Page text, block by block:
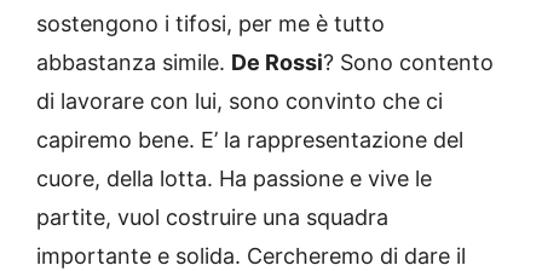
sostengono i tifosi, per me è tutto
abbastanza simile. De Rossi? Sono contento
di lavorare con lui, sono convinto che ci
capiremo bene. E’ la rappresentazione del
cuore, della lotta. Ha passione e vive le
partite, vuol costruire una squadra
importante e solida. Cercheremo di dare il